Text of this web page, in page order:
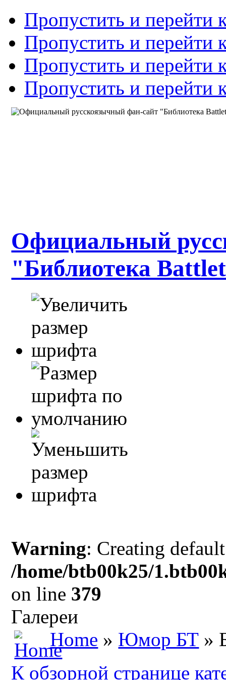
Пропустить и перейти
Пропустить и перейти
Пропустить и перейти
Пропустить и перейти
Официальный
"Библиотека
Warning: Creating
/home/btb00k25/
on line 379
Галереи
Home » Юмор БТ »
К обзорной странице